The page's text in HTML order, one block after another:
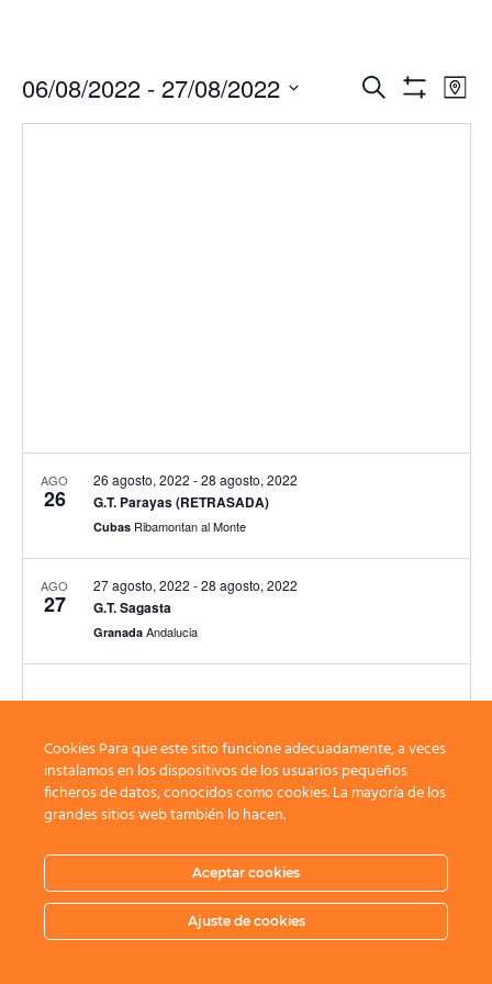
Buscar
Filtros
de
Mapa
06/08/2022 - 27/08/2022
AGO
26
26 agosto, 2022 -28 agosto, 2022
G.T. Parayas (RETRASADA)
Cubas Ribamontan al Monte
AGO
27
27 agosto, 2022 -28 agosto, 2022
G.T. Sagasta
Granada Andalucia
Eventos
anteriores Hoy Eventos
siguientes
Cookies Para que este sitio funcione adecuadamente, a veces
instalamos en los dispositivos de los usuarios pequeños
ficheros de datos, conocidos como cookies. La mayoría de los
grandes sitios web también lo hacen.
Aceptar cookies
Ajuste de cookies